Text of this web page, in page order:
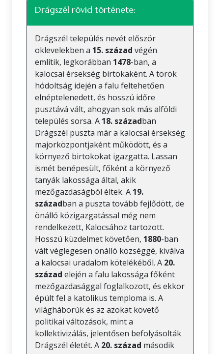
Drágszél rövid története:
Drágszél település nevét először
oklevelekben a 15. század végén
említik, legkorábban 1478-ban, a
kalocsai érsekség birtokaként. A török
hódoltság idején a falu feltehetően
elnéptelenedett, és hosszú időre
pusztává vált, ahogyan sok más alföldi
település sorsa. A 18. században
Drágszél puszta már a kalocsai érsekség
majorközpontjaként működött, és a
környező birtokokat igazgatta. Lassan
ismét benépesült, főként a környező
tanyák lakossága által, akik
mezőgazdaságból éltek. A 19.
században a puszta tovább fejlődött, de
önálló közigazgatással még nem
rendelkezett, Kalocsához tartozott.
Hosszú küzdelmet követően, 1880-ban
vált véglegesen önálló községgé, kiválva
a kalocsai uradalom kötelékéből. A 20.
század elején a falu lakossága főként
mezőgazdasággal foglalkozott, és ekkor
épült fel a katolikus temploma is. A
világháborúk és az azokat követő
politikai változások, mint a
kollektivizálás, jelentősen befolyásolták
Drágszél életét. A 20. század második